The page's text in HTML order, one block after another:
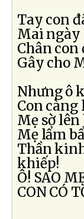
Tay con
Mai ngày
Chân con
Gây cho
Nhưng ô
Con càng
Mẹ sờ lên
Mẹ lẩm
Thần
khiếp!
Ô! SAO
CON CÓ